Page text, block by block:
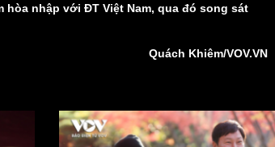
hòa nhập với ĐT Việt Nam, qua đó song sát
Quách Khiêm/VOV.VN